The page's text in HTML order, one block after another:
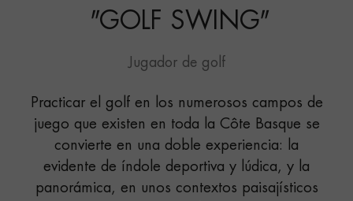
"GOLF SWING"
Jugador de golf
Practicar el golf en los numerosos campos de
juego que existen en toda la Côte Basque se
convierte en una doble experiencia: la
evidente de índole deportiva y lúdica, y la
panorámica, en unos contextos paisajísticos